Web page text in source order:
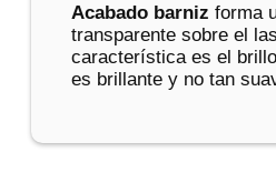
Acabado barniz forma
transparente sobre el
característica es el
es brillante y no tan